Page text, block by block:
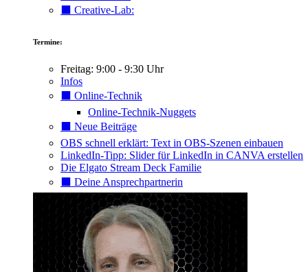
⬛️ Creative-Lab:
Termine:
Freitag: 9:00 - 9:30 Uhr
Infos
⬛️ Online-Technik
Online-Technik-Nuggets
⬛️ Neue Beiträge
OBS schnell erklärt: Text in OBS-Szenen einbauen
LinkedIn-Tipp: Slider für LinkedIn in CANVA erstellen
Die Elgato Stream Deck Familie
⬛️ Deine Ansprechpartnerin